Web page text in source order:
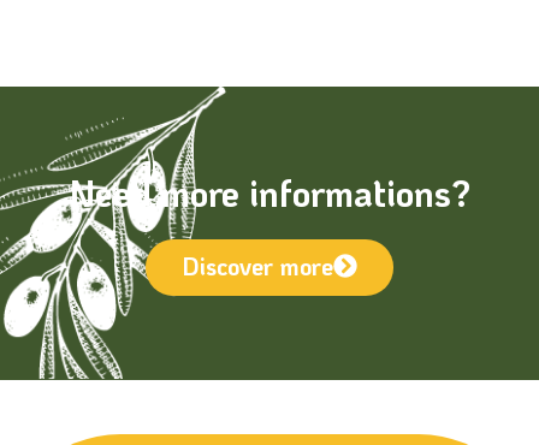
Need more informations?
Discover more